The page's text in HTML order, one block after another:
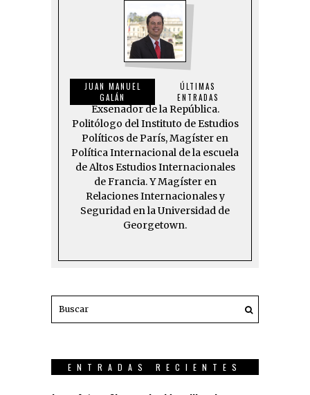
JUAN MANUEL
GALÁN
ÚLTIMAS
ENTRADAS
Exsenador de la República.
Politólogo del Instituto de Estudios
Políticos de París, Magíster en
Política Internacional de la escuela
de Altos Estudios Internacionales
de Francia. Y Magíster en
Relaciones Internacionales y
Seguridad en la Universidad de
Georgetown.
ENTRADAS RECIENTES